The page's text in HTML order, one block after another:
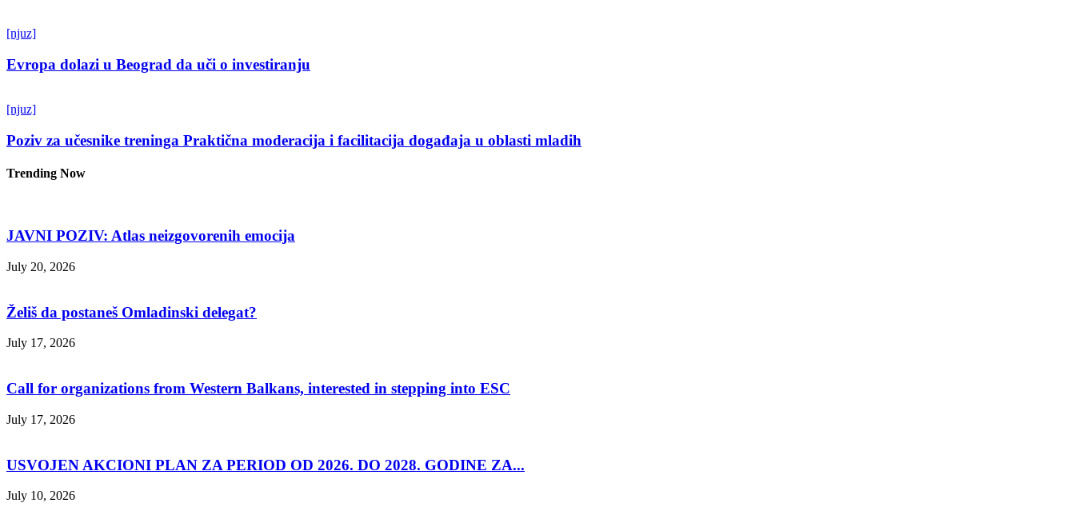
[njuz]
Evropa dolazi u Beograd da uči o investiranju
[njuz]
Poziv za učesnike treninga Praktična moderacija i facilitacija događaja u oblasti mladih
Trending Now
JAVNI POZIV: Atlas neizgovorenih emocija
July 20, 2026
Želiš da postaneš Omladinski delegat?
July 17, 2026
Call for organizations from Western Balkans, interested in stepping into ESC
July 17, 2026
USVOJEN AKCIONI PLAN ZA PERIOD OD 2026. DO 2028. GODINE ZA...
July 10, 2026